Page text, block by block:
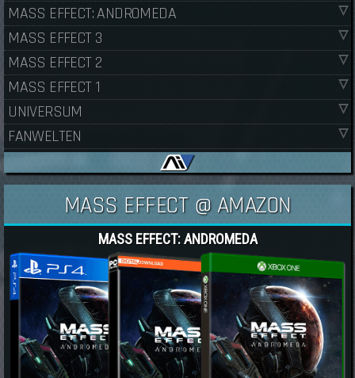
MASS EFFECT: ANDROMEDA
MASS EFFECT 3
MASS EFFECT 2
MASS EFFECT 1
UNIVERSUM
FANWELTEN
MASS EFFECT @ AMAZON
MASS EFFECT: ANDROMEDA